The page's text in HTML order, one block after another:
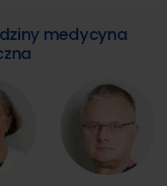
medycyna